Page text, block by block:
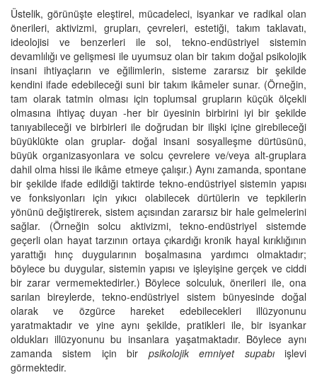
Üstelik, görünüşte eleştirel, mücadeleci, isyankar ve radikal olan
önerileri, aktivizmi, grupları, çevreleri, estetiği, takım taklavatı,
ideolojisi ve benzerleri ile sol, tekno-endüstriyel sistemin
devamlılığı ve gelişmesi ile uyumsuz olan bir takım doğal psikolojik
insani ihtiyaçların ve eğilimlerin, sisteme zararsız bir şekilde
kendini ifade edebileceği suni bir takım ikâmeler sunar. (Örneğin,
tam olarak tatmin olması için toplumsal grupların küçük ölçekli
olmasına ihtiyaç duyan -her bir üyesinin birbirini iyi bir şekilde
tanıyabileceği ve birbirleri ile doğrudan bir ilişki içine girebileceği
büyüklükte olan gruplar- doğal insani sosyalleşme dürtüsünü,
büyük organizasyonlara ve solcu çevrelere ve/veya alt-gruplara
dahil olma hissi ile ikâme etmeye çalışır.) Aynı zamanda, spontane
bir şekilde ifade edildiği taktirde tekno-endüstriyel sistemin yapısı
ve fonksiyonları için yıkıcı olabilecek dürtülerin ve tepkilerin
yönünü değiştirerek, sistem açısından zararsız bir hale gelmelerini
sağlar. (Örneğin solcu aktivizmi, tekno-endüstriyel sistemde
geçerli olan hayat tarzının ortaya çıkardığı kronik hayal kırıklığının
yarattığı hınç duygularının boşalmasına yardımcı olmaktadır;
böylece bu duygular, sistemin yapısı ve işleyişine gerçek ve ciddi
bir zarar vermemektedirler.) Böylece solculuk, önerileri ile, ona
sarılan bireylerde, tekno-endüstriyel sistem bünyesinde doğal
olarak ve özgürce hareket edebilecekleri illüzyonunu
yaratmaktadır ve yine aynı şekilde, pratikleri ile, bir isyankar
oldukları illüzyonunu bu insanlara yaşatmaktadır. Böylece aynı
zamanda sistem için bir psikolojik emniyet supabıişlevi
görmektedir.